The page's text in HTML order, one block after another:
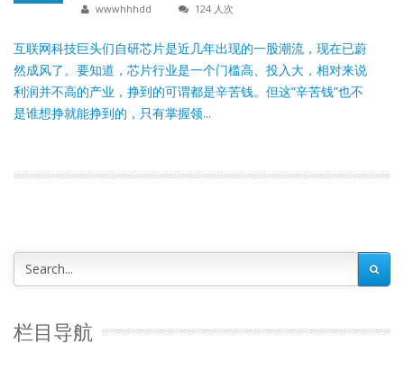
wwwhhhdd 124 人次
互联网科技巨头们自研芯片是近几年出现的一股潮流，现在已蔚
然成风了。要知道，芯片行业是一个门槛高、投入大，相对来说
利润并不高的产业，挣到的可谓都是辛苦钱。但这“辛苦钱”也不
是谁想挣就能挣到的，只有掌握领...
栏目导航